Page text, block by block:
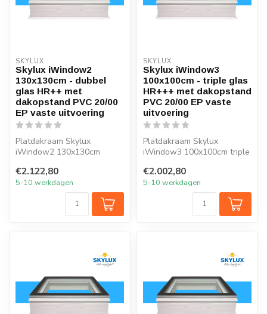
SKYLUX
Skylux iWindow2
130x130cm - dubbel
glas HR++ met
dakopstand PVC 20/00
EP vaste uitvoering
Platdakraam Skylux
iWindow2 130x130cm
€2.122,80
5-10 werkdagen
SKYLUX
Skylux iWindow3
100x100cm - triple glas
HR+++ met dakopstand
PVC 20/00 EP vaste
uitvoering
Platdakraam Skylux
iWindow3 100x100cm triple
€2.002,80
5-10 werkdagen